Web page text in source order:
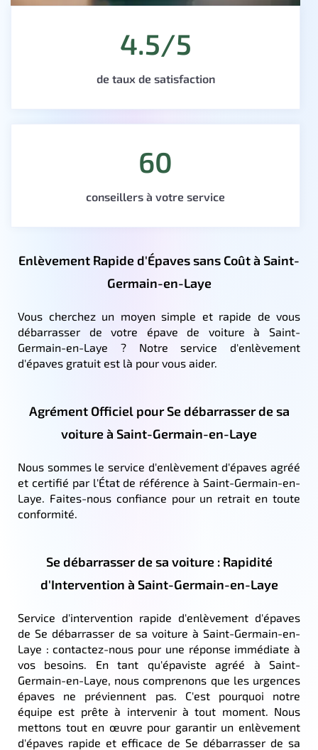
4.5/5
de taux de satisfaction
60
conseillers à votre service
Enlèvement Rapide d'Épaves sans Coût à Saint-
Germain-en-Laye
Vous cherchez un moyen simple et rapide de vous
débarrasser de votre épave de voiture à Saint-
Germain-en-Laye ? Notre service d'enlèvement
d'épaves gratuit est là pour vous aider.
Agrément Officiel pour Se débarrasser de sa
voiture à Saint-Germain-en-Laye
Nous sommes le service d'enlèvement d'épaves agréé
et certifié par l'État de référence à Saint-Germain-en-
Laye. Faites-nous confiance pour un retrait en toute
conformité.
Se débarrasser de sa voiture : Rapidité
d'Intervention à Saint-Germain-en-Laye
Service d'intervention rapide d'enlèvement d'épaves
de Se débarrasser de sa voiture à Saint-Germain-en-
Laye : contactez-nous pour une réponse immédiate à
vos besoins. En tant qu'épaviste agréé à Saint-
Germain-en-Laye, nous comprenons que les urgences
épaves ne préviennent pas. C'est pourquoi notre
équipe est prête à intervenir à tout moment. Nous
mettons tout en œuvre pour garantir un enlèvement
d'épaves rapide et efficace de Se débarrasser de sa